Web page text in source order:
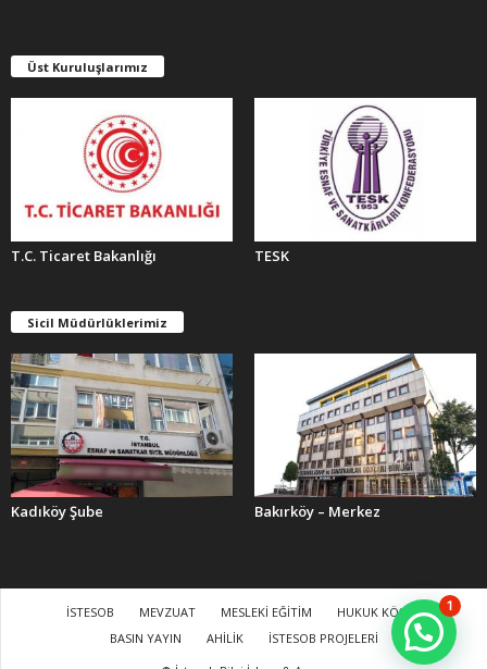
E
R
Üst Kuruluşlarımız
T.C. Ticaret Bakanlığı TESK
Sicil Müdürlüklerimiz
Kadıköy Şube Bakırköy – Merkez
İSTESOB MEVZUAT MESLEKİ EĞİTİM
HUKUK KÖŞESİ
BASIN YAYIN
AHİLİK
İSTESOB PROJELERİ
1